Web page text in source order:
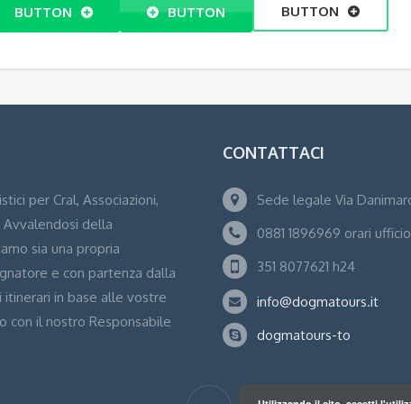
BUTTON BUTTON BUTTON
per Cral, Associazioni,
Avvalendosi della
sia una propria
e con partenza dalla
in base alle vostre
con il nostro Responsabile
CONTATTACI
Sede legale Via
0881 1896969 orari ufficio
351 8077621 h24
info@dogmatours.it
dogmatours-to